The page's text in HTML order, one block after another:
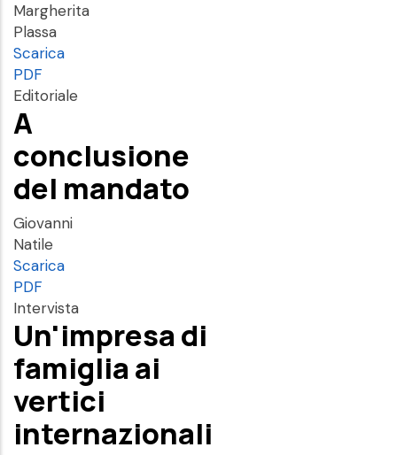
Margherita
Plassa
Scarica
PDF
Editoriale
A
conclusione
del mandato
Giovanni
Natile
Scarica
PDF
Intervista
Un'impresa di
famiglia ai
vertici
internazionali